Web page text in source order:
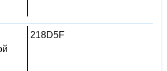
218D5F